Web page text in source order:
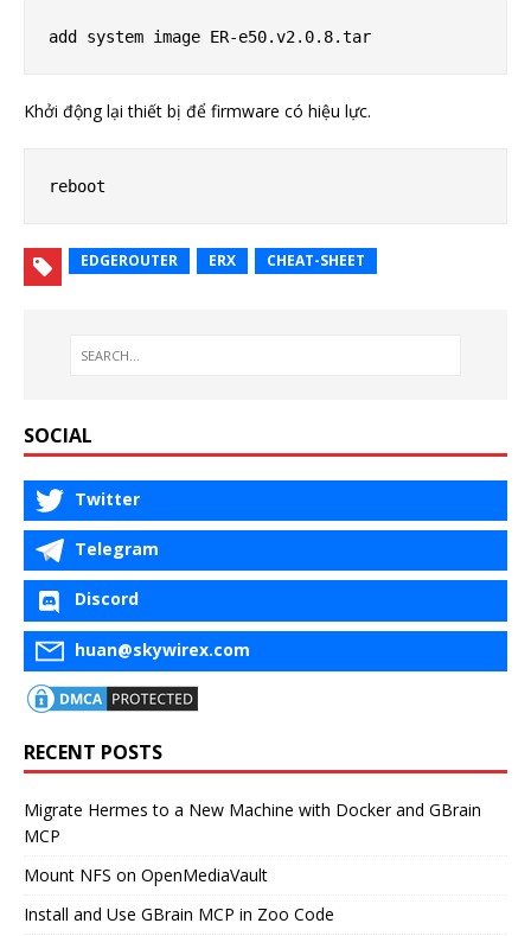
Khởi động lại thiết bị để firmware có hiệu lực.
EDGEROUTER ERX CHEAT-SHEET
SOCIAL
Twitter
Telegram
Discord
huan@skywirex.com
RECENT POSTS
Migrate Hermes to a New Machine with Docker and GBrain
MCP
Mount NFS on OpenMediaVault
Install and Use GBrain MCP in Zoo Code